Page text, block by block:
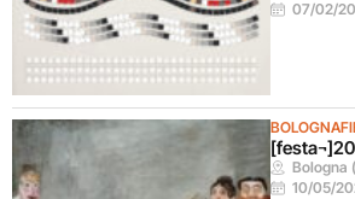
07/02/
Bologna
10/05/